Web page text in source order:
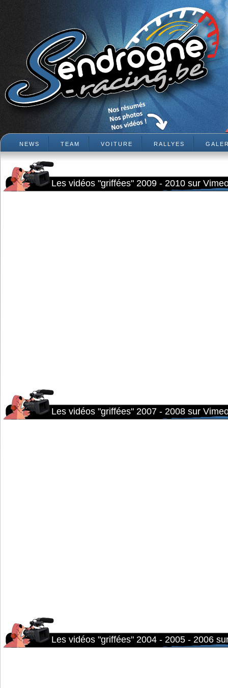
NEWS TEAM VOITURE RALLYES
Les vidéos "griffées" 2009 - 2010 sur
Les vidéos "griffées" 2007 - 2008 sur
Les vidéos "griffées" 2004 - 2005 - 2006